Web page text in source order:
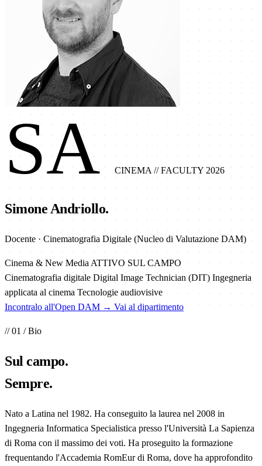
SA CINEMA // FACULTY 2026
Simone Andriollo.
Docente · Cinematografia Digitale (Nucleo di Valutazione DAM)
Cinema & New Media ATTIVO SUL CAMPO
Cinematografia digitale Digital Image Technician (DIT) Ingegneria
applicata al cinema Tecnologie audiovisive
Incontralo all'Open DAM → Vai al dipartimento
// 01 / Bio
Sulcampo.
Sempre.
Nato a Latina nel 1982. Ha conseguito la laurea nel 2008 in
Ingegneria Informatica Specialistica presso l'Università La Sapienza
di Roma con il massimo dei voti. Ha proseguito la formazione
frequentando l'Accademia RomEur di Roma, dove ha approfondito